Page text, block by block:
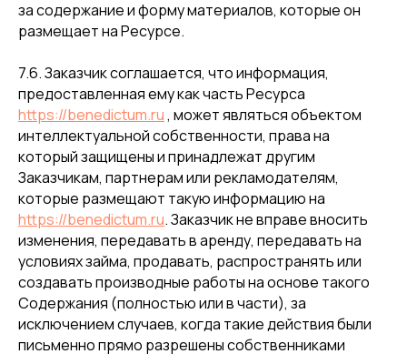
за содержание и форму материалов, которые он
размещает на Ресурсе.
7.6. Заказчик соглашается, что информация,
предоставленная ему как часть Ресурса
https://benedictum.ru, может являться объектом
интеллектуальной собственности, права на
который защищены и принадлежат другим
Заказчикам, партнерам или рекламодателям,
которые размещают такую информацию на
https://benedictum.ru. Заказчик не вправе вносить
изменения, передавать в аренду, передавать на
условиях займа, продавать, распространять или
создавать производные работы на основе такого
Содержания (полностью или в части), за
исключением случаев, когда такие действия были
письменно прямо разрешены собственниками